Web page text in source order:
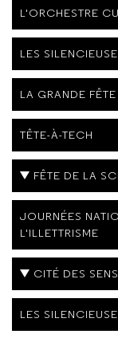
L'ORCHESTRE
LES
LA GRANDE
TÊTE-À-TECH
FÊTE DE LA
JOURNÉES
L'ILLETTRISME
CITÉ DES
LES